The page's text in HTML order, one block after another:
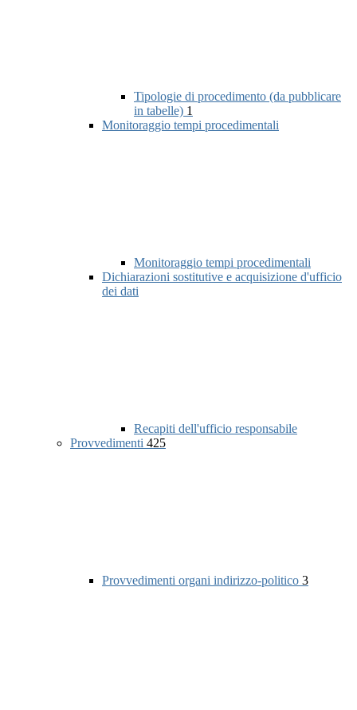
Tipologie di procedimento (da pubblicare
in tabelle) 1
Monitoraggio tempi procedimentali
Monitoraggio tempi procedimentali
Dichiarazioni sostitutive e acquisizione d'ufficio
dei dati
Recapiti dell'ufficio responsabile
Provvedimenti 425
Provvedimenti organi indirizzo-politico 3